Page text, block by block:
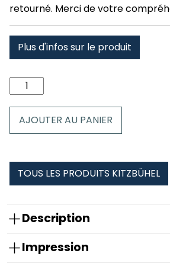
retourné. Merci de votre
Plus d'infos sur le produit
quantité
de
Kitzbühel
AJOUTER AU PANIER
TOUS LES PRODUITS KITZBÜHEL
Description
Impression